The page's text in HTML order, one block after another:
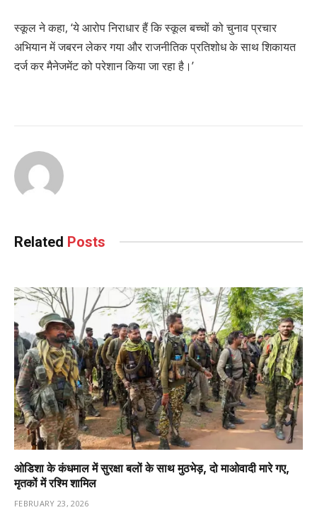
स्कूल ने कहा, ‘ये आरोप निराधार हैं कि स्कूल बच्चों को चुनाव प्रचार
अभियान में जबरन लेकर गया और राजनीतिक प्रतिशोध के साथ शिकायत
दर्ज कर मैनेजमेंट को परेशान किया जा रहा है।’
Related Posts
ओडिशा के कंधमाल में सुरक्षा बलों के साथ मुठभेड़, दो माओवादी मारे गए,
मृतकों में रश्मि शामिल
FEBRUARY 23, 2026